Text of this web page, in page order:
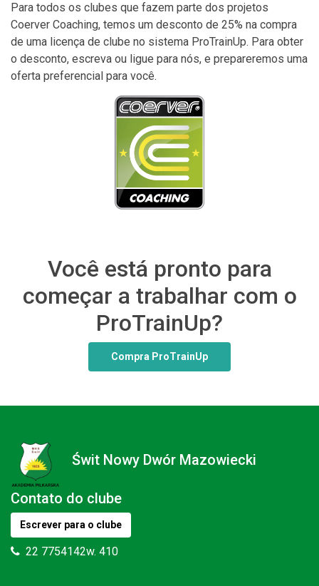
Para todos os clubes que fazem parte dos projetos
Coerver Coaching, temos um desconto de 25% na compra
de uma licença de clube no sistema ProTrainUp. Para obter
o desconto, escreva ou ligue para nós, e prepareremos uma
oferta preferencial para você.
Você está pronto para
começar a trabalhar com o
ProTrainUp?
Compra ProTrainUp
Świt Nowy Dwór Mazowiecki
Contato do clube
Escrever para o clube
22 7754142w. 410